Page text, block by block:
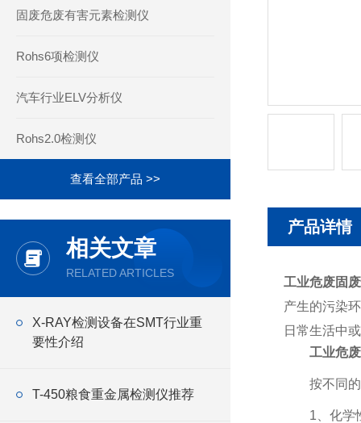
固废危废有害元素检测仪
Rohs6项检测仪
汽车行业ELV分析仪
Rohs2.0检测仪
查看全部产品 >>
相关文章
RELATED ARTICLES
X-RAY检测设备在SMT行业重
要性介绍
T-450粮食重金属检测仪推荐
产品详情
工业危废固
产生的污染
日常生活中
工业危
按不同
1、化学